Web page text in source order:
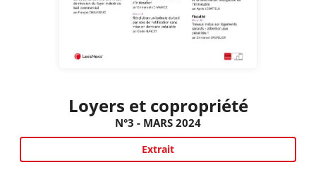
Loyers et copropriété
N°3 - MARS 2024
Extrait